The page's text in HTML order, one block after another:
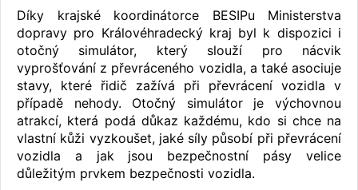
Díky krajské koordinátorce BESIPu Ministerstva
dopravy pro Královéhradecký kraj byl k dispozici i
otočný simulátor, který slouží pro nácvik
vyprošťování z převráceného vozidla, a také asociuje
stavy, které řidič zažívá při převrácení vozidla v
případě nehody. Otočný simulátor je výchovnou
atrakcí, která podá důkaz každému, kdo si chce na
vlastní kůži vyzkoušet, jaké síly působí při převrácení
vozidla a jak jsou bezpečnostní pásy velice
důležitým prvkem bezpečnosti vozidla.